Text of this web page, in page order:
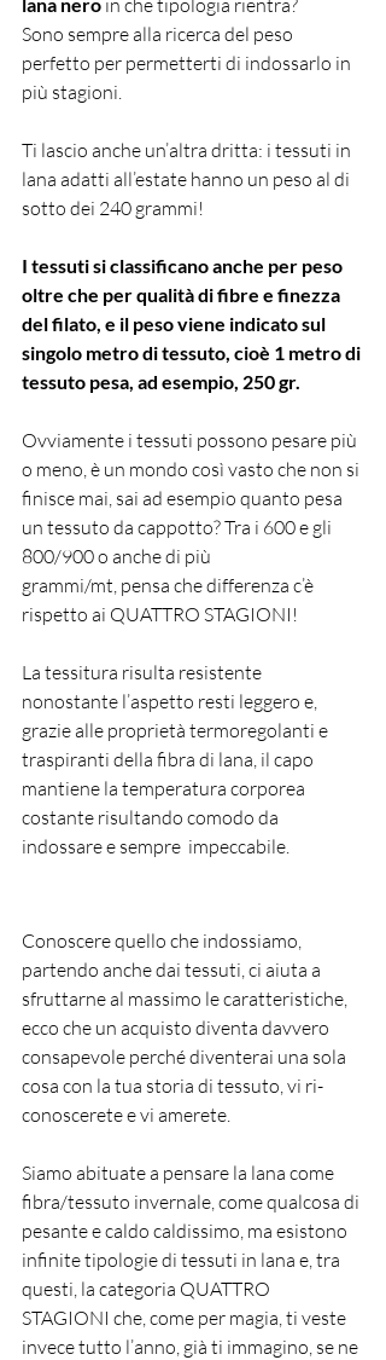
Sono sempre alla ricerca del peso
perfetto per permetterti di indossarlo in
più stagioni.
Ti lascio anche un’altra dritta: i tessuti in
lana adatti all’estate hanno un peso al di
sotto dei 240 grammi!
I tessuti si classificano anche per peso
oltre che per qualità di fibre e finezza
del filato, e il peso viene indicato sul
singolo metro di tessuto, cioè 1 metro di
tessuto pesa, ad esempio, 250 gr.
Ovviamente i tessuti possono pesare più
o meno, è un mondo così vasto che non si
finisce mai, sai ad esempio quanto pesa
un tessuto da cappotto? Tra i 600 e gli
800/900 o anche di più
grammi/mt pensa che differenza c’è
rispetto ai QUATTRO STAGIONI!
La tessitura risulta resistente
nonostante l’aspetto resti leggero e,
grazie alle proprietà termoregolanti e
traspiranti della fibra di lana, il capo
mantiene la temperatura corporea
costante risultando comodo da
indossare e sempre  impeccabile.
Conoscere quello che indossiamo,
partendo anche dai tessuti, ci aiuta a
sfruttarne al massimo le caratteristiche,
ecco che un acquisto diventa davvero
consapevole perché diventerai una sola
cosa con la tua storia di tessuto, vi ri-
conoscerete e vi amerete.
Siamo abituate a pensare la lana come
fibra/tessuto invernale, come qualcosa di
pesante e caldo caldissimo, ma esistono
infinite tipologie di tessuti in lana e, tra
questi, la categoria QUATTRO
STAGIONI che, come per magia, ti veste
invece tutto l’anno, già ti immagino, se ne